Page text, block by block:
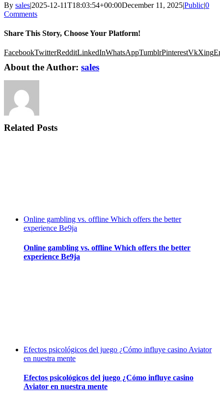
By sales|2025-12-11T18:03:54+00:00December 11, 2025|Public|0
Comments
Share This Story, Choose Your Platform!
FacebookTwitterRedditLinkedInWhatsAppTumblrPinterestVkXing
About the Author: sales
Related Posts
Online gambling vs. offline Which offers the better
experience Be9ja
Online gambling vs. offline Which offers the better
experience Be9ja
Efectos psicológicos del juego ¿Cómo influye casino Aviator
en nuestra mente
Efectos psicológicos del juego ¿Cómo influye casino
Aviator en nuestra mente